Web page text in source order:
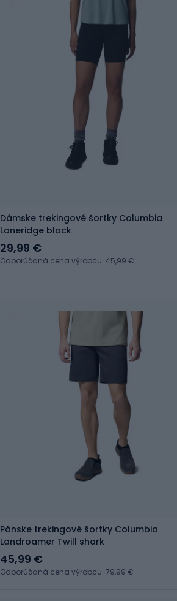
Dámske trekingové šortky Columbia
Loneridge black
29,99 €
Odporúčaná cena výrobcu: 45,99 €
Pánske trekingové šortky Columbia
Landroamer Twill shark
45,99 €
Odporúčaná cena výrobcu: 79,99 €